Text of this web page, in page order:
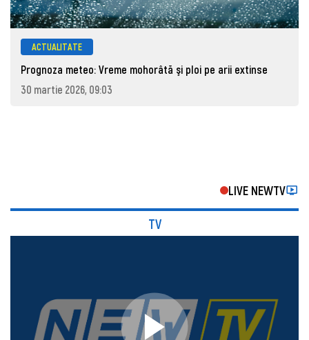
ACTUALITATE
Prognoza meteo: Vreme mohorâtă şi ploi pe arii extinse
30 martie 2026, 09:03
LIVE NEWTV
TV